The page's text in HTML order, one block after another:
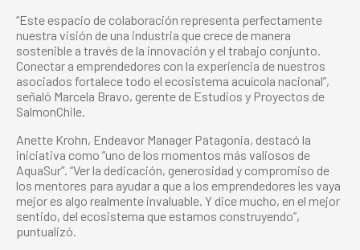
“Este espacio de colaboración representa perfectamente
nuestra visión de una industria que crece de manera
sostenible a través de la innovación y el trabajo conjunto.
Conectar a emprendedores con la experiencia de nuestros
asociados fortalece todo el ecosistema acuícola nacional”,
señaló Marcela Bravo, gerente de Estudios y Proyectos de
SalmonChile.
Anette Krohn, Endeavor Manager Patagonia, destacó la
iniciativa como “uno de los momentos más valiosos de
AquaSur”. “Ver la dedicación, generosidad y compromiso de
los mentores para ayudar a que a los emprendedores les vaya
mejor es algo realmente invaluable. Y dice mucho, en el mejor
sentido, del ecosistema que estamos construyendo”,
puntualizó.